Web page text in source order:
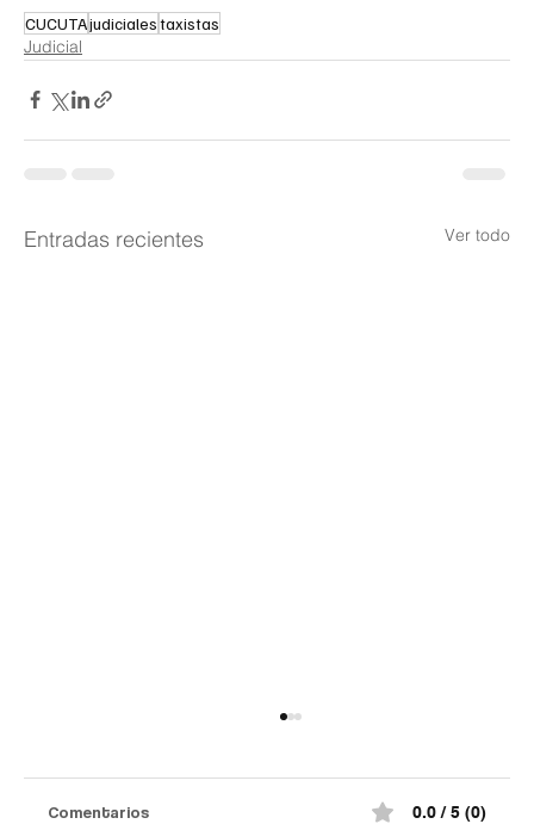
CUCUTAjudicialestaxistas
Judicial
Entradas recientes Ver todo
Comentarios 0.0 / 5 (0)